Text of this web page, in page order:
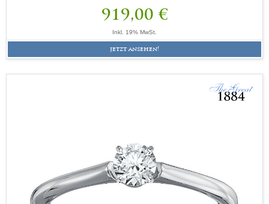
919,00 €
Inkl. 19% MwSt.
jetzt ansehen!